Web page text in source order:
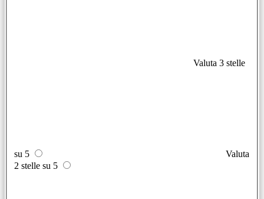
Valuta 3 stelle
su 5
Valuta
2 stelle su 5